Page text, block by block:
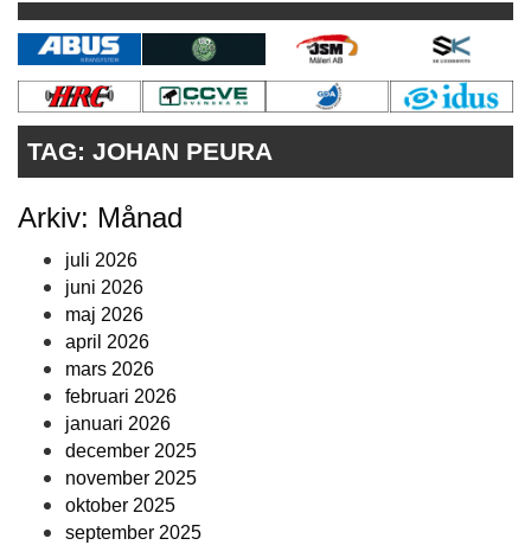
KONTAKT
VÅRA ANDRA MAGASIN
PRENUMERERA
ANNONSERA
TAG: JOHAN PEURA
Arkiv: Månad
juli 2026
juni 2026
maj 2026
april 2026
mars 2026
februari 2026
januari 2026
december 2025
november 2025
oktober 2025
september 2025